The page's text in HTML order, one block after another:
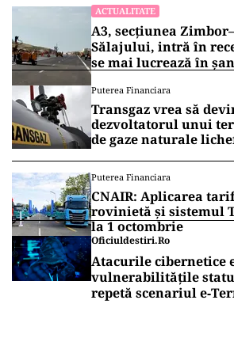
ACTUALITATE
A3, secțiunea
Sălajului, intră în
se mai lucrează în
Puterea Financiara
Transgaz vrea să
dezvoltatorul unui
de gaze naturale
Puterea Financiara
CNAIR: Aplicarea
rovinietă și sistemul
la 1 octombrie
Oficiuldestiri.ro
Atacurile cibernetice
vulnerabilitățile
repetă scenariul